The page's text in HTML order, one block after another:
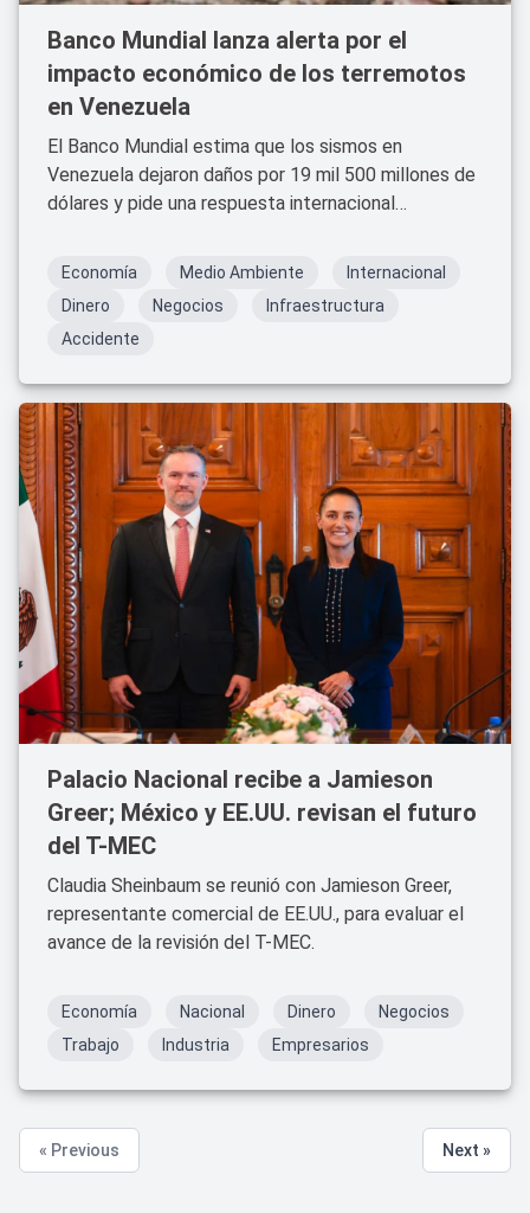
Banco Mundial lanza alerta por el
impacto económico de los terremotos
en Venezuela
El Banco Mundial estima que los sismos en
Venezuela dejaron daños por 19 mil 500 millones de
dólares y pide una respuesta internacional
Economía Medio Ambiente
Internacional
Dinero
Negocios
Infraestructura
Accidente
Palacio Nacional recibe a Jamieson
Greer; México y EE.UU. revisan el futuro
del T-MEC
Claudia Sheinbaum se reunió con Jamieson Greer,
representante comercial de EE.UU., para evaluar el
avance de la revisión del T-MEC.
Economía Nacional Dinero
Negocios
Trabajo
Industria Empresarios
« Previous Next »